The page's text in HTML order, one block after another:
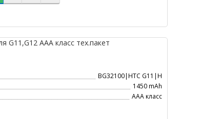
G11,G12 AAA класс тех.пакет
BG32100|HTC G11|H
1450 mAh
AAA класс